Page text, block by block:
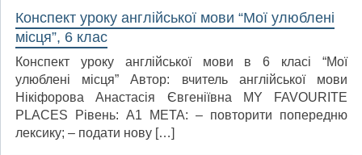
Конспект уроку англійської мови “Мої улюблені
місця”, 6 клас
Конспект уроку англійської мови в 6 класі “Мої
улюблені місця” Автор: вчитель англійської мови
Нікіфорова Анастасія Євгеніївна MY FAVOURITE
PLACES Рівень: A1 МЕТА: – повторити попередню
лексику; – подати нову […]